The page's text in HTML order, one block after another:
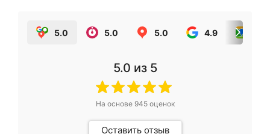
5.0 5.0 5.0 4.9
5.0 из 5
На основе 945оценок
Оставить отзыв